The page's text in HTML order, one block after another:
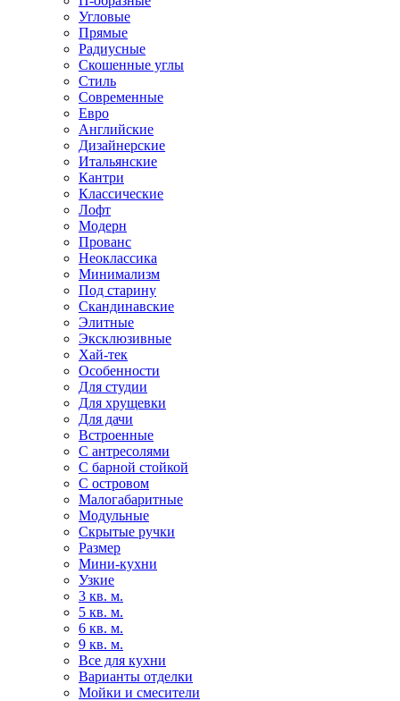
Угловые
Прямые
Радиусные
Скошенные углы
Стиль
Современные
Евро
Английские
Дизайнерские
Итальянские
Кантри
Классические
Лофт
Модерн
Прованс
Неоклассика
Минимализм
Под старину
Скандинавские
Элитные
Эксклюзивные
Хай-тек
Особенности
Для студии
Для хрущевки
Для дачи
Встроенные
С антресолями
С барной стойкой
С островом
Малогабаритные
Модульные
Скрытые ручки
Размер
Мини-кухни
Узкие
3 кв. м.
5 кв. м.
6 кв. м.
9 кв. м.
Все для кухни
Варианты отделки
Мойки и смесители